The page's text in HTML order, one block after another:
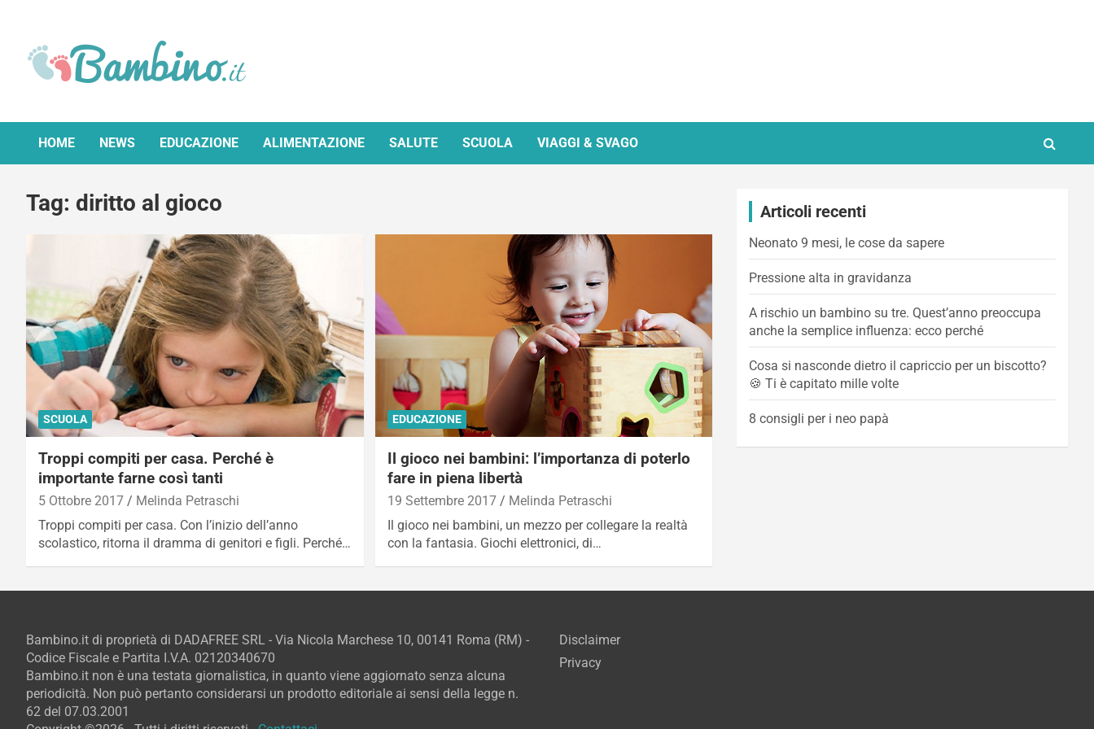
content
Bambino.it
HOME NEWS EDUCAZIONE ALIMENTAZIONE SALUTE SCUOLA VIAGGI & SVAGO
Tag: diritto al gioco
SCUOLA
Troppi compiti per casa. Perché è
importante farne così tanti
5 Ottobre 2017
Melinda Petraschi
Troppi compiti per casa. Con l’inizio dell’anno
scolastico, ritorna il dramma di genitori e figli. Perché…
EDUCAZIONE
Il gioco nei bambini: l’importanza di poterlo
fare in piena libertà
19 Settembre 2017
Melinda Petraschi
Il gioco nei bambini, un mezzo per collegare la realtà
con la fantasia. Giochi elettronici, di…
Articoli recenti
Neonato 9 mesi, le cose da sapere
Pressione alta in gravidanza
A rischio un bambino su tre. Quest’anno preoccupa
anche la semplice influenza: ecco perché
Cosa si nasconde dietro il capriccio per un biscotto?
🍪 Ti è capitato mille volte
8 consigli per i neo papà
Bambino.it di proprietà di DADAFREE SRL - Via Nicola Marchese 10, 00141 Roma (RM) -
Codice Fiscale e Partita I.V.A. 02120340670
Bambino.it non è una testata giornalistica, in quanto viene aggiornato senza alcuna
periodicità. Non può pertanto considerarsi un prodotto editoriale ai sensi della legge n.
62 del 07.03.2001
Disclaimer
Privacy